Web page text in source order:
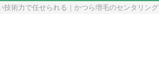
術力で任せられる｜かつら増毛のセンタリング